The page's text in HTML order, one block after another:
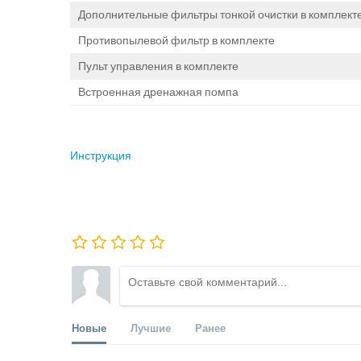
Дополнительные фильтры тонкой очистки в
Противопылевой фильтр в комплекте
Пульт управления в комплекте
Встроенная дренажная помпа
Инструкция
Новые Лучшие Ранее